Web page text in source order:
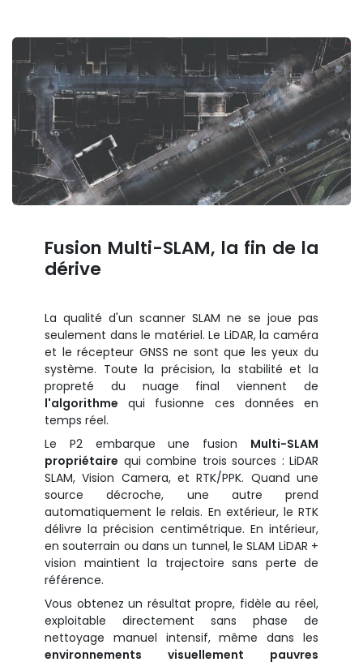
Fusion Multi-SLAM, la fin de la
dérive
La qualité d'un scanner SLAM ne se joue pas
seulement dans le matériel. Le LiDAR, la caméra
et le récepteur GNSS ne sont que les yeux du
système. Toute la précision, la stabilité et la
propreté du nuage final viennent de
l'algorithme qui fusionne ces données en
temps réel.
Le P2 embarque une fusion Multi-SLAM
propriétaire qui combine trois sources : LiDAR
SLAM, Vision Camera, et RTK/PPK. Quand une
source décroche, une autre prend
automatiquement le relais. En extérieur, le RTK
délivre la précision centimétrique. En intérieur,
en souterrain ou dans un tunnel, le SLAM LiDAR +
vision maintient la trajectoire sans perte de
référence.
Vous obtenez un résultat propre, fidèle au réel,
exploitable directement sans phase de
nettoyage manuel intensif, même dans les
environnements visuellement pauvres